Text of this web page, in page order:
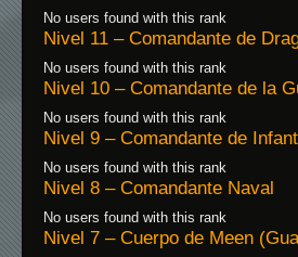
No users found with this rank
Nivel 11 – Comandante de
No users found with this rank
Nivel 10 – Comandante de la
No users found with this rank
Nivel 9 – Comandante de
No users found with this rank
Nivel 8 – Comandante Naval
No users found with this rank
Nivel 7 – Cuerpo de Meen